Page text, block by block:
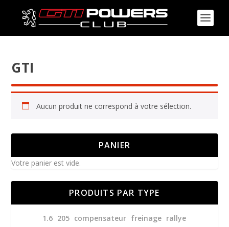
GTI
Aucun produit ne correspond à votre sélection.
PANIER
Votre panier est vide.
PRODUITS PAR TYPE
1.6 205 compensateur freinage rallye